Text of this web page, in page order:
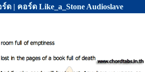
ด | คอร์ด Like_a_Stone Audioslave